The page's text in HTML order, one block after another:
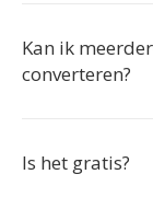
Kan ik
converteren?
Is het gratis?